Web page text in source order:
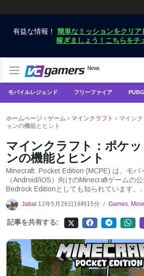
有益な情報！ 簡単なミッションをクリ
稼ぎましょう！こちらをチ
VCGamers
News
VCGamersだけで最新の
モバイルレジェンド フリーファイア PUBG
ホームページ › ゲーム › マインクラフト › マイン
ョンの機能とヒント
マインクラフト：ポケ
ンの機能とヒント
Minecraft: Pocket Edition (MCPE) は、モバ
（Android/iOS）向けのMinecraftゲームの公
Bedrock Editionとしても知られています。.
Jabal 12年5月26日16時15分 / Games,
記事を共有する: